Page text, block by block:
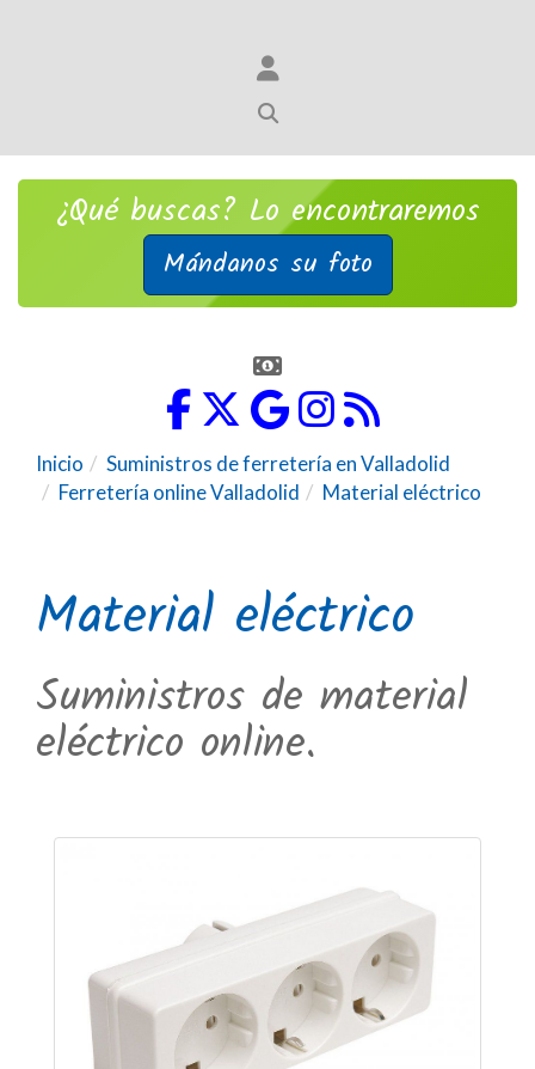
¿Qué buscas? Lo encontraremos
Mándanos su foto
Inicio
Suministros de ferretería en Valladolid
Ferretería online Valladolid
Material eléctrico
Material eléctrico
Suministros de material
eléctrico online.